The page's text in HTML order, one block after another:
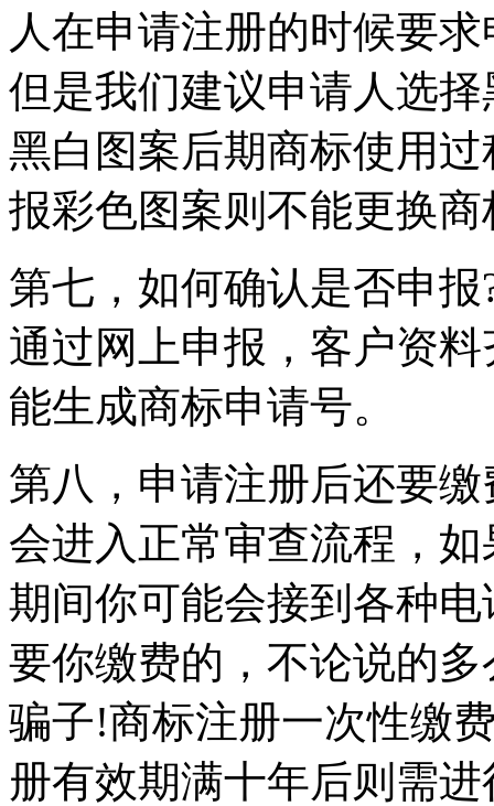
人在申请注册的时候要
但是我们建议申请人选
黑白图案后期商标使用
报彩色图案则不能更换
第七，如何确认是否申
通过网上申报，客户资
能生成商标申请号。
第八，申请注册后还要
会进入正常审查流程，
期间你可能会接到各种
要你缴费的，不论说的
骗子!商标注册一次性缴
册有效期满十年后则需